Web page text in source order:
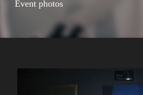
Event photos